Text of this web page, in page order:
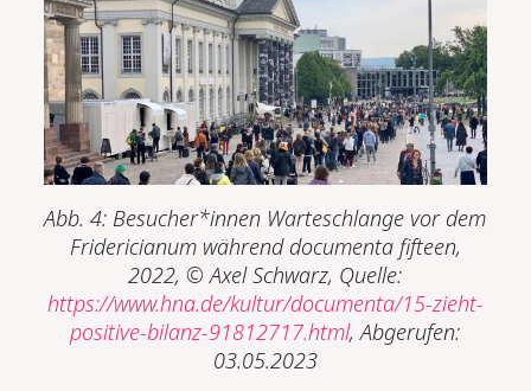
Abb. 4: Besucher*innen Warteschlange vor dem
Fridericianum während documenta fifteen,
2022, © Axel Schwarz, Quelle:
https://www.hna.de/kultur/documenta/15-zieht-
positive-bilanz-91812717.html, Abgerufen:
03.05.2023